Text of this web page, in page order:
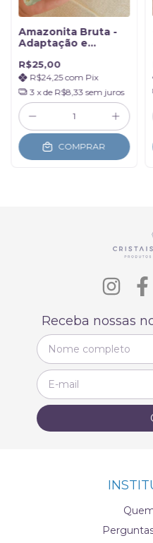
Amazonita Bruta -
Adaptação e
R$25,00
R$24,25com Pix
3 x de R$8,33 sem juros
COMPRAR
Receba nossas